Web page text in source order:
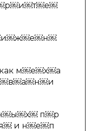
м￼е￼х￼а
п￼р
и н￼е￼п